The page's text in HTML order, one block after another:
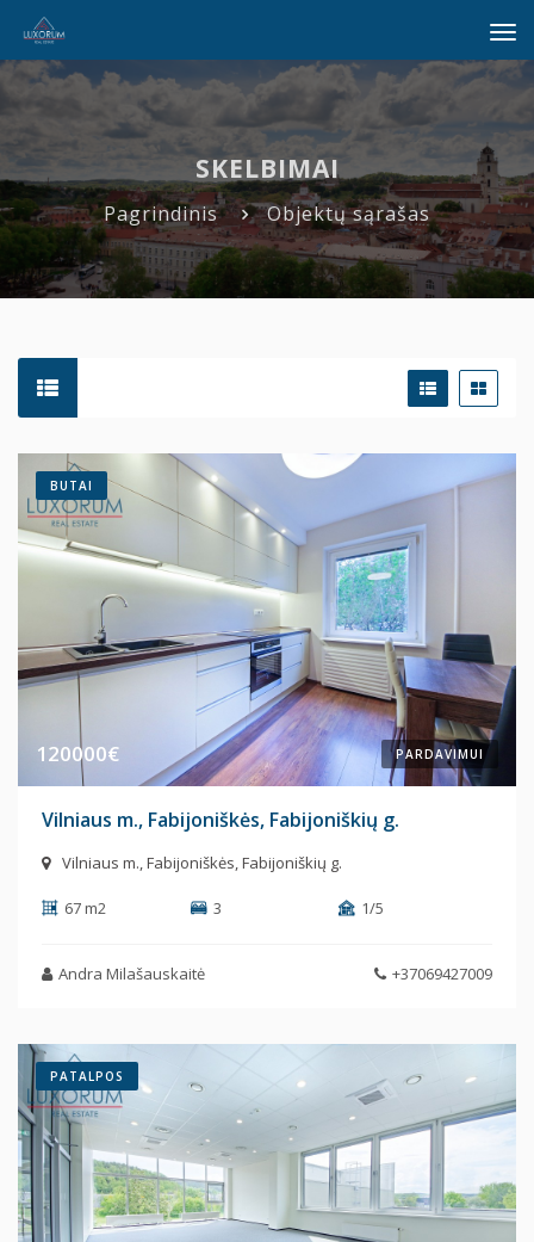
SKELBIMAI
Pagrindinis Objektų sąrašas
BUTAI
PARDAVIMUI
120000€
Vilniaus m., Fabijoniškės, Fabijoniškių g.
Vilniaus m., Fabijoniškės, Fabijoniškių g.
67 m2 3 1/5
Andra Milašauskaitė +37069427009
PATALPOS